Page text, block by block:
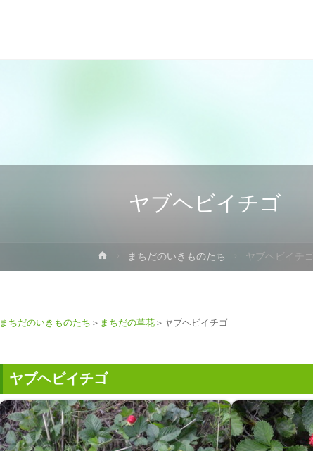
ヤブヘビイチゴ
ー
まちだのいきものたち ヤブヘビイチゴ
まちだのいきものたち ＞ まちだの草花＞ヤブヘビイチゴ
ヤブヘビイチゴ